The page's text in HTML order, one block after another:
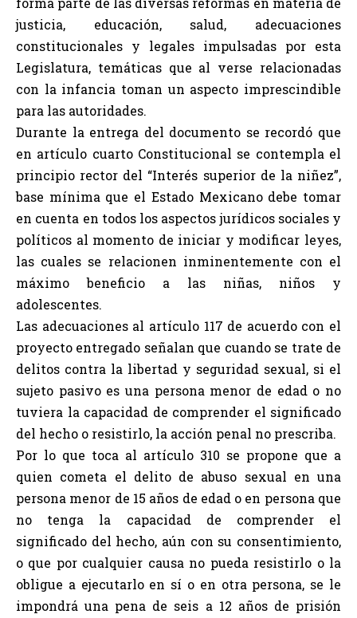
justicia, educación, salud, adecuaciones
constitucionales y legales impulsadas por esta
Legislatura, temáticas que al verse relacionadas
con la infancia toman un aspecto imprescindible
para las autoridades.
Durante la entrega del documento se recordó que
en artículo cuarto Constitucional se contempla el
principio rector del “Interés superior de la niñez”,
base mínima que el Estado Mexicano debe tomar
en cuenta en todos los aspectos jurídicos sociales y
políticos al momento de iniciar y modificar leyes,
las cuales se relacionen inminentemente con el
máximo beneficio a las niñas, niños y
adolescentes.
Las adecuaciones al artículo 117 de acuerdo con el
proyecto entregado señalan que cuando se trate de
delitos contra la libertad y seguridad sexual, si el
sujeto pasivo es una persona menor de edad o no
tuviera la capacidad de comprender el significado
del hecho o resistirlo, la acción penal no prescriba.
Por lo que toca al artículo 310 se propone que a
quien cometa el delito de abuso sexual en una
persona menor de 15 años de edad o en persona que
no tenga la capacidad de comprender el
significado del hecho, aún con su consentimiento,
o que por cualquier causa no pueda resistirlo o la
obligue a ejecutarlo en sí o en otra persona, se le
impondrá una pena de seis a 12 años de prisión